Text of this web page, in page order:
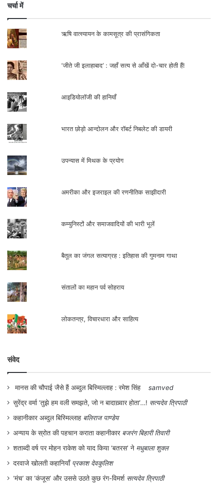
चर्चा में
ऋषि वात्स्यायन के कामसूत्र की प्रासंगिकता
‘जीते जी इलाहाबाद’ : जहाँ सत्य से आँखें दो-चार होती हैं!
आइडियोलॉजी की हानियाँ
भारत छोड़ो आन्दोलन और रॉबर्ट निबलेट की डायरी
उपन्यास में मिथक के प्रयोग
अमरीका और इजराइल की रणनीतिक साझीदारी
कम्युनिस्टों और समाजवादियों की भारी भूलें
बैतूल का जंगल सत्याग्रह : इतिहास की गुमनाम गाथा
संतालों का महान पर्व सोहराय
लोकतन्त्र, विचारधारा और साहित्य
संवेद
मानस की चौपाई जैसे हैं अब्दुल बिस्मिल्लाह : रमेश सिंह
samved
सुरेंद्र वर्मा ‘तुझे हम वली समझते, जो न बादाख़्वार होता’…! सत्यदेव त्रिपाठी
कहानीकार अब्दुल बिस्मिल्लाह बलिराज पाण्डेय
अन्याय के स्रोत की पहचान कराता कहानीकार बजरंग बिहारी तिवारी
शताब्दी वर्ष पर मोहन राकेश को याद किया ‘बतरस’ ने मधुबाला शुक्ल
दरवाजे खोलती कहानियाँ प्रकाश देवकुलिश
‘मंच’ का ‘कंजूस’ और उससे उठते कुछ रंग-विमर्श सत्यदेव त्रिपाठी